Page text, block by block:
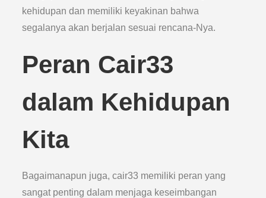
kehidupan dan memiliki keyakinan bahwa
segalanya akan berjalan sesuai rencana-Nya.
Peran Cair33
dalam Kehidupan
Kita
Bagaimanapun juga, cair33 memiliki peran yang
sangat penting dalam menjaga keseimbangan